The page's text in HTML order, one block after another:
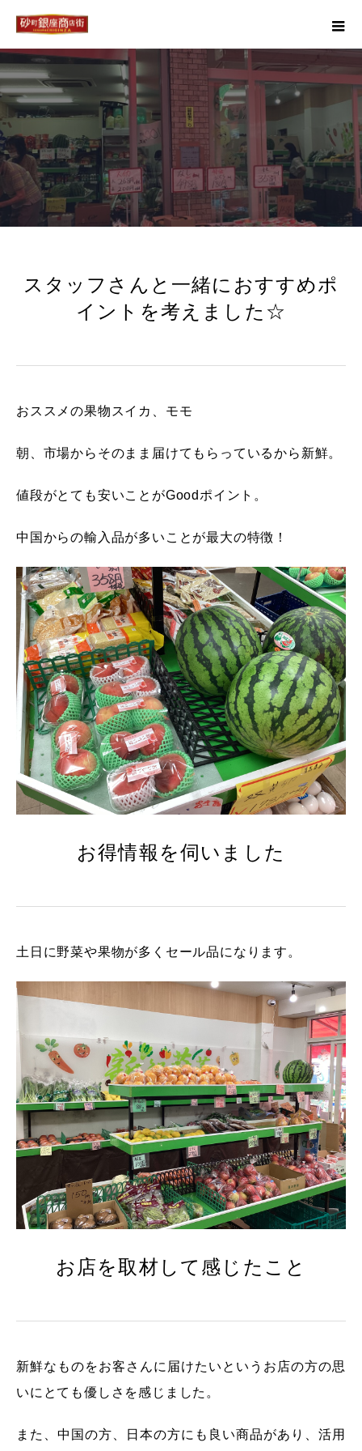
スタッフさんと一緒におすすめポ
イントを考えました☆
おススメの果物スイカ、モモ
朝、市場からそのまま届けてもらっているから新鮮。
値段がとても安いことがGoodポイント。
中国からの輸入品が多いことが最大の特徴！
お得情報を伺いました
土日に野菜や果物が多くセール品になります。
お店を取材して感じたこと
新鮮なものをお客さんに届けたいというお店の方の思
いにとても優しさを感じました。
また、中国の方、日本の方にも良い商品があり、活用